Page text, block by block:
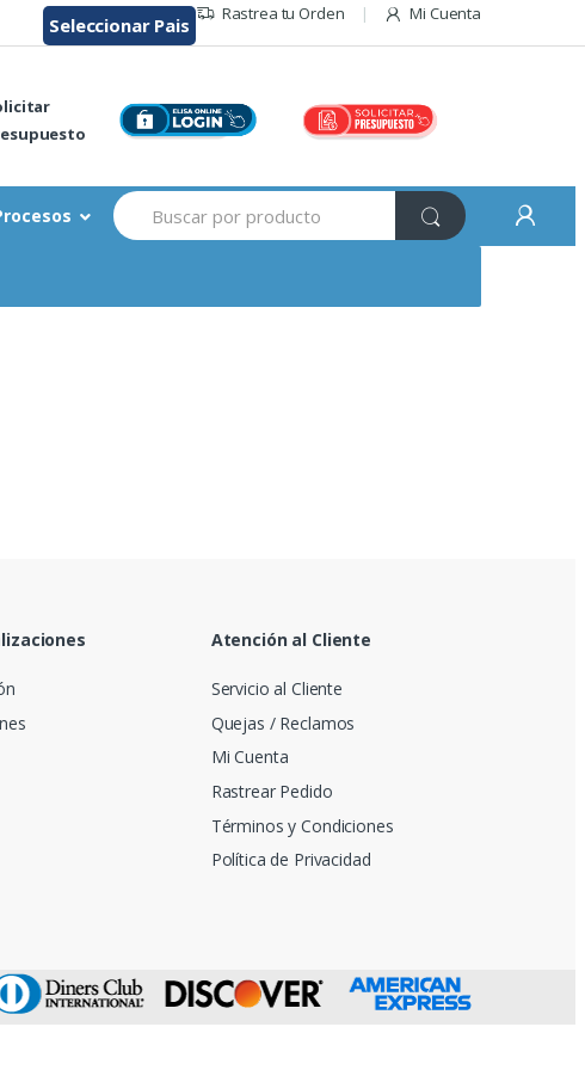
Rastrea tu Orden Mi Cuenta
Seleccionar Pais
Buscar:
Atención al Cliente
Servicio al Cliente
Quejas / Reclamos
Mi Cuenta
Rastrear Pedido
Términos y Condiciones
Política de Privacidad